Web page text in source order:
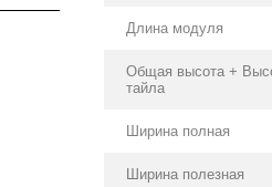
Длина модуля
Общая высота +
тайла
Ширина полная
Ширина полезная